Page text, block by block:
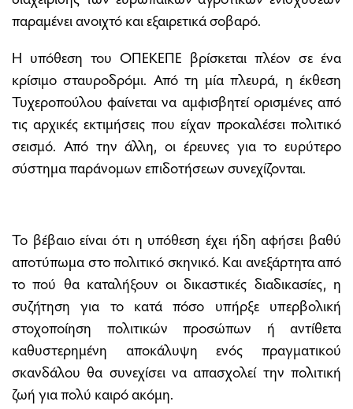
παραμένει ανοιχτό και εξαιρετικά σοβαρό.
Η υπόθεση του ΟΠΕΚΕΠΕ βρίσκεται πλέον σε ένα
κρίσιμο σταυροδρόμι. Από τη μία πλευρά, η έκθεση
Τυχεροπούλου φαίνεται να αμφισβητεί ορισμένες από
τις αρχικές εκτιμήσεις που είχαν προκαλέσει πολιτικό
σεισμό. Από την άλλη, οι έρευνες για το ευρύτερο
σύστημα παράνομων επιδοτήσεων συνεχίζονται.
Το βέβαιο είναι ότι η υπόθεση έχει ήδη αφήσει βαθύ
αποτύπωμα στο πολιτικό σκηνικό. Και ανεξάρτητα από
το πού θα καταλήξουν οι δικαστικές διαδικασίες, η
συζήτηση για το κατά πόσο υπήρξε υπερβολική
στοχοποίηση πολιτικών προσώπων ή αντίθετα
καθυστερημένη αποκάλυψη ενός πραγματικού
σκανδάλου θα συνεχίσει να απασχολεί την πολιτική
ζωή για πολύ καιρό ακόμη.